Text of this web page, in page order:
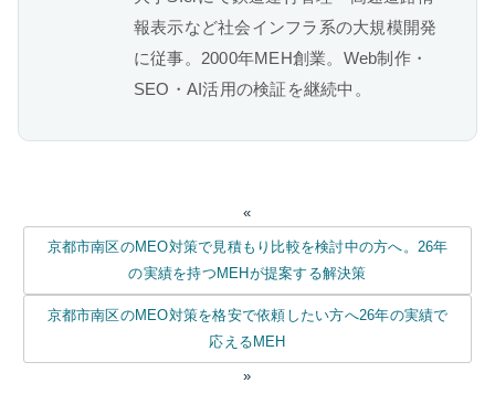
報表示など社会インフラ系の大規模開発
に従事。2000年MEH創業。Web制作・
SEO・AI活用の検証を継続中。
«
京都市南区のMEO対策で見積もり比較を検討中の方へ。26年
の実績を持つMEHが提案する解決策
京都市南区のMEO対策を格安で依頼したい方へ26年の実績で
応えるMEH
»